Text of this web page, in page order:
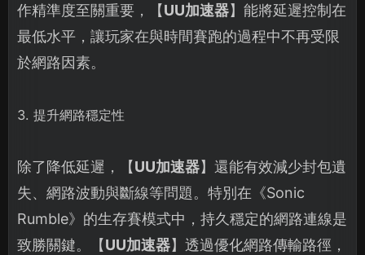
作精準度至關重要，【UU加速器】能將延遲控制在
最低水平，讓玩家在與時間賽跑的過程中不再受限
於網路因素。
3. 提升網路穩定性
除了降低延遲，【UU加速器】還能有效減少封包遺
失、網路波動與斷線等問題。特別在《Sonic
Rumble》的生存賽模式中，持久穩定的網路連線是
致勝關鍵。【UU加速器】透過優化網路傳輸路徑，